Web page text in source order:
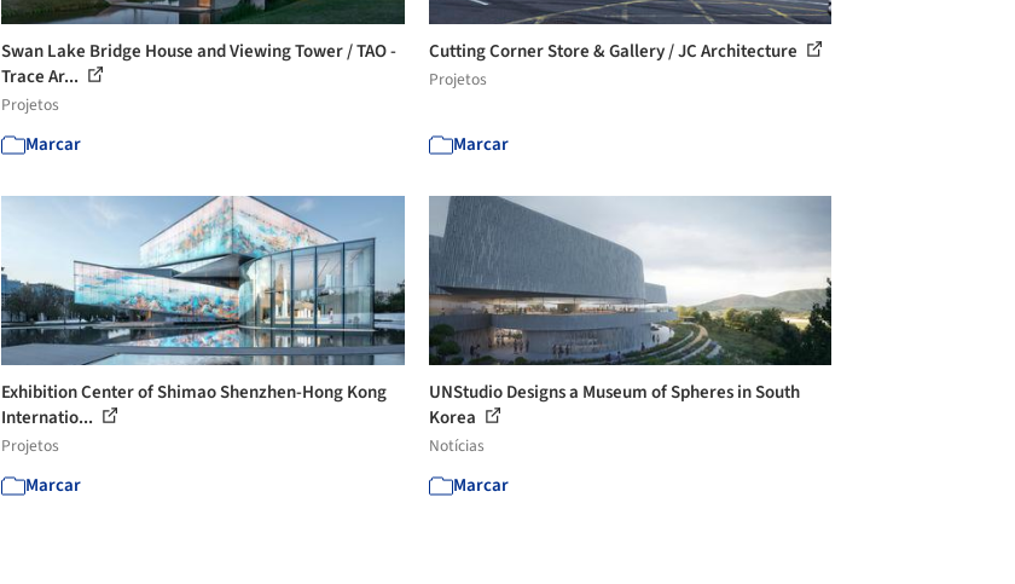
Swan Lake Bridge House and Viewing Tower / TAO -
Trace Ar...
Projetos
Marcar
Cutting Corner Store & Gallery / JC Architecture
Projetos
Marcar
Exhibition Center of Shimao Shenzhen-Hong Kong
Internatio...
Projetos
Marcar
UNStudio Designs a Museum of Spheres in South
Korea
Notícias
Marcar